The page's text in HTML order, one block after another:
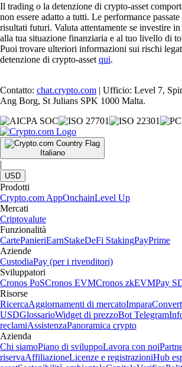
Il trading o la detenzione di crypto-asset
non essere adatto a tutti. Le performance
risultati futuri. Valuta attentamente se investire
alla tua situazione finanziaria e al tuo livello di
Puoi trovare ulteriori informazioni sui rischi
detenzione di crypto-asset qui.
Contatto: chat.crypto.com | Ufficio: Level 7,
Ang Borg, St Julians SPK 1000 Malta.
Italiano
|
USD
Prodotti
Crypto.com AppOnchainLevel Up
Mercati
Criptovalute
Funzionalità
CartePanieriEarnStakeDeFi StakingPayPrime
Aziende
CustodiaPay (per i rivenditori)
Sviluppatori
Cronos PoSCronos EVMCronos zkEVMPay
Risorse
RicercaAggiornamenti di mercatoImpara
USDGlossarioWidget di prezzoBot Telegram
reclamiAssistenzaPanoramica crypto
Azienda
Chi siamoPiano di sviluppoLavora con noi
riservaAffiliazioneLicenze e registrazioniHub